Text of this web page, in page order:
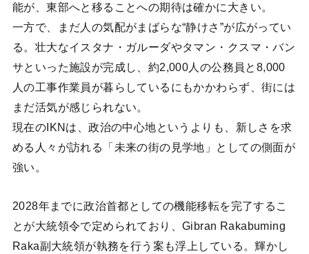
能が、東部へと移ることへの期待は確かに大きい。
一方で、まだ人の気配がまばらな“静けさ”が広がってい
る。壮大なイスタナ・ガルーダやタマン・クスマ・バン
サといった施設が完成し、約2,000人の公務員と8,000
人の工事作業員が暮らしているにもかかわらず、街には
まだ活気が感じられない。
現在のIKNは、政治の中心地というよりも、新しさを求
める人々が訪れる「未来の街の見学地」としての側面が
強い。
2028年までに政治首都としての機能移転を完了するこ
とが大統領令で定められており、Gibran Rakabuming
Raka副大統領が執務を行う案も浮上している。輝かし